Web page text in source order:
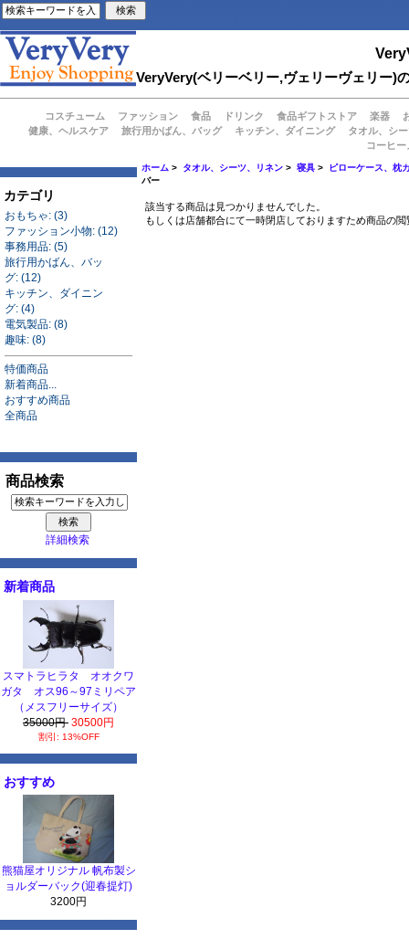
VeryVery(ベリーベリー,ヴェリーヴェリー)
コスチューム ファッション 食品 ドリンク 食品ギフトストア 楽器
健康、ヘルスケア
旅行用かばん、バッグ キッチン、ダイニング
タオル、シ
コーヒ
カテゴリ
おもちゃ: (3)
ファッション小物: (12)
事務用品: (5)
旅行用かばん、バッ
グ: (12)
キッチン、ダイニン
グ: (4)
電気製品: (8)
趣味: (8)
特価商品
新着商品...
おすすめ商品
全商品
商品検索
詳細検索
新着商品
スマトラヒラタ オオクワ
ガタ オス96～97ミリペア
（メスフリーサイズ）
35000円 30500円
割引: 13%OFF
おすすめ
熊猫屋オリジナル 帆布製シ
ョルダーバック(迎春提灯)
3200円
ホーム > タオル、シーツ、リネン >寝具 >
ピローケース、枕
バー
該当する商品は見つかりませんでした。
もしくは店舗都合にて一時閉店しておりますため商品の